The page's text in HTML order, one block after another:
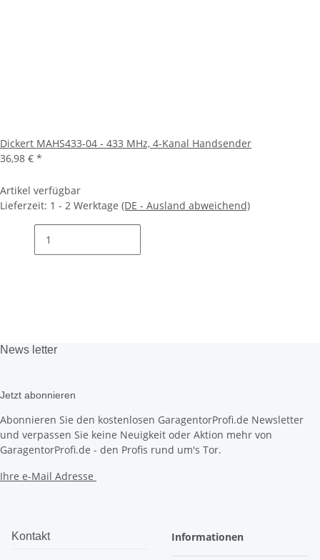
Dickert MAHS433-04 - 433 MHz, 4-Kanal Handsender
36,98 € *
Artikel verfügbar
Lieferzeit: 1 - 2 Werktage (DE - Ausland abweichend)
News letter
Jetzt abonnieren
Abonnieren Sie den kostenlosen GaragentorProfi.de Newsletter
und verpassen Sie keine Neuigkeit oder Aktion mehr von
GaragentorProfi.de - den Profis rund um's Tor.
Ihre e-Mail Adresse
Kontakt Informationen